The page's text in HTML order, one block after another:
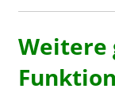
Weitere